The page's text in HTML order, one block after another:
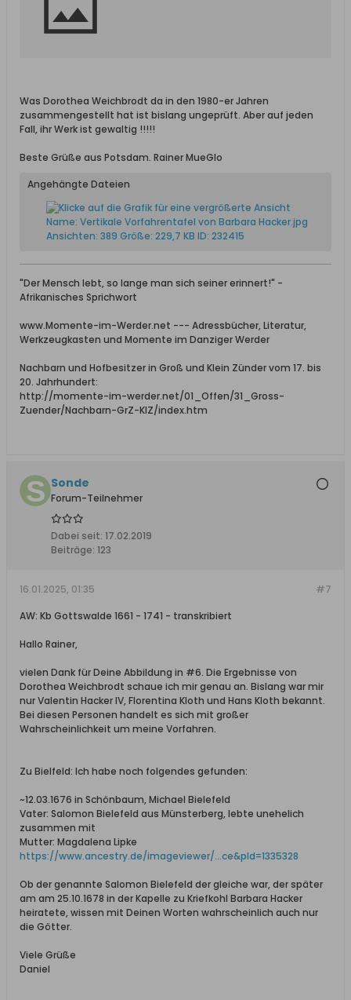
Was Dorothea Weichbrodt da in den 1980-er Jahren
zusammengestellt hat ist bislang ungeprüft. Aber auf jeden
Fall, ihr Werk ist gewaltig !!!!!
Beste Grüße aus Potsdam. Rainer MueGlo
Angehängte Dateien
"Der Mensch lebt, so lange man sich seiner erinnert!" -
Afrikanisches Sprichwort
www.Momente-im-Werder.net --- Adressbücher, Literatur,
Werkzeugkasten und Momente im Danziger Werder
Nachbarn und Hofbesitzer in Groß und Klein Zünder vom 17. bis
20. Jahrhundert:
http://momente-im-werder.net/01_Offen/31_Gross-
Zuender/Nachbarn-GrZ-KlZ/index.htm
Sonde
Forum-Teilnehmer
Dabei seit: 17.02.2019
Beiträge: 123
#7
16.01.2025, 01:35
AW: Kb Gottswalde 1661 - 1741 - transkribiert
Hallo Rainer,
vielen Dank für Deine Abbildung in #6. Die Ergebnisse von
Dorothea Weichbrodt schaue ich mir genau an. Bislang war mir
nur Valentin Hacker IV, Florentina Kloth und Hans Kloth bekannt.
Bei diesen Personen handelt es sich mit großer
Wahrscheinlichkeit um meine Vorfahren.
Zu Bielfeld: Ich habe noch folgendes gefunden:
~12.03.1676 in Schönbaum, Michael Bielefeld
Vater: Salomon Bielefeld aus Münsterberg, lebte unehelich
zusammen mit
Mutter: Magdalena Lipke
https://www.ancestry.de/imageviewer/...ce&pId=1335328
Ob der genannte Salomon Bielefeld der gleiche war, der später
am am 25.10.1678 in der Kapelle zu Kriefkohl Barbara Hacker
heiratete, wissen mit Deinen Worten wahrscheinlich auch nur
die Götter.
Viele Grüße
Daniel